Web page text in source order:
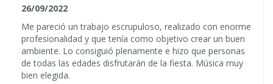
26/09/2022
Me pareció un trabajo escrupuloso, realizado con enorme
profesionalidad y que tenía como objetivo crear un buen
ambiente. Lo consiguió plenamente e hizo que personas
de todas las edades disfrutarán de la fiesta. Música muy
bien elegida.